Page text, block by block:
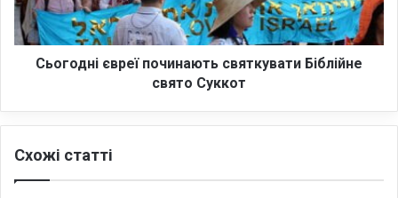
т
ч
а
н
є
о
Сьогодні євреї починають святкувати Біблійне
свято Суккот
Схожі статті